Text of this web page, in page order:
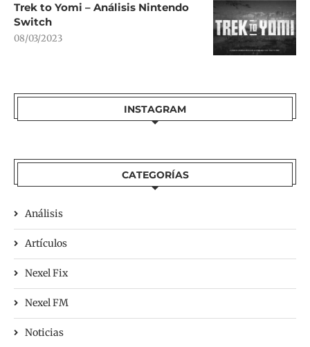
Trek to Yomi – Análisis Nintendo
Switch
08/03/2023
INSTAGRAM
CATEGORÍAS
Análisis
Artículos
Nexel Fix
Nexel FM
Noticias